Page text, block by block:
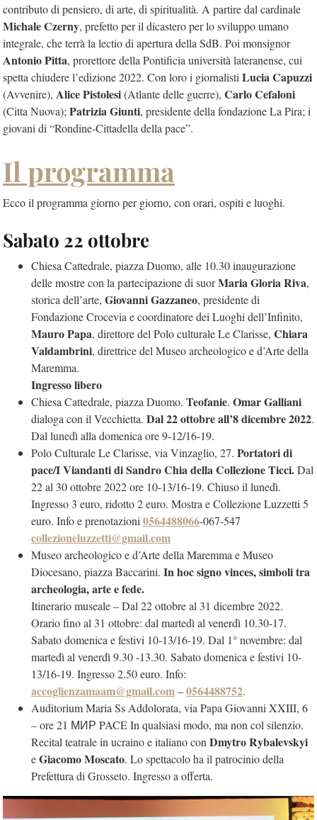
contributo di pensiero, di arte, di spiritualità. A partire dal cardinale
Michale Czerny, prefetto per il dicastero per lo sviluppo umano
integrale, che terrà la lectio di apertura della SdB. Poi monsignor
Antonio Pitta, prorettore della Pontificia università lateranense, cui
spetta chiudere l’edizione 2022. Con loro i giornalisti Lucia Capuzzi
(Avvenire), Alice Pistolesi(Atlante delle guerre), Carlo Cefaloni
(Citta Nuova); Patrizia Giunti, presidente della fondazione La Pira; i
giovani di “Rondine-Cittadella della pace”.
Il programma
Ecco il programma giorno per giorno, con orari, ospiti e luoghi.
Sabato 22 ottobre
Chiesa Cattedrale, piazza Duomo, alle 10.30 inaugurazione
delle mostre con la partecipazione di suorMaria Gloria Riva,
storica dell’arte, Giovanni Gazzaneo, presidente di
Fondazione Crocevia e coordinatore dei Luoghi dell’Infinito,
Mauro Papa, direttore del Polo culturale Le Clarisse, Chiara
Valdambrini, direttrice del Museo archeologico e d’Arte della
Maremma.
Ingresso libero
Chiesa Cattedrale, piazza Duomo. Teofanie. Omar Galliani
dialoga con il Vecchietta. Dal 22 ottobre all’8 dicembre 2022.
Dal lunedì alla domenica ore 9-12/16-19.
Polo Culturale Le Clarisse, via Vinzaglio, 27. Portatori di
pace/I Viandanti di Sandro Chia della Collezione Ticci.Dal
22 al 30 ottobre 2022 ore 10-13/16-19. Chiuso il lunedì.
Ingresso 3 euro, ridotto 2 euro. Mostra e Collezione Luzzetti 5
euro. Info e prenotazioni 0564488066-067-547
collezioneluzzetti@gmail.com
Museo archeologico e d’Arte della Maremma e Museo
Diocesano, piazza Baccarini. In hoc signo vinces, simboli tra
archeologia, arte e fede.
Itinerario museale – Dal 22 ottobre al 31 dicembre 2022.
Orario fino al 31 ottobre: dal martedì al venerdì 10.30-17.
Sabato domenica e festivi 10-13/16-19. Dal 1° novembre: dal
martedì al venerdì 9.30 -13.30. Sabato domenica e festivi 10-
13/16-19. Ingresso 2.50 euro. Info:
accoglienzamaam@gmail.com–0564488752.
Auditorium Maria Ss Addolorata, via Papa Giovanni XXIII, 6
– ore 21 МИР PACE In qualsiasi modo, ma non col silenzio.
Recital teatrale in ucraino e italiano con Dmytro Rybalevskyi
eGiacomo Moscato. Lo spettacolo ha il patrocinio della
Prefettura di Grosseto. Ingresso a offerta.